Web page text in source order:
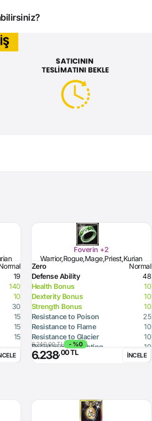
19
140
10
30
15
15
15
Foverin +2
Warrior,Rogue,Mage,Priest,Kurian
Zero
Normal
Defense Ability
48
Health Bonus
10
Dexterity Bonus
10
Strength Bonus
10
Resistance to Poison
25
Resistance to Flame
10
Resistance to Glacier
10
Resistance to Lighting
10
6.240,00 TL - %0
6.238,00 TL İNCELE